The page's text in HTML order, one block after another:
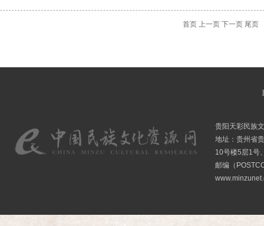
首页 上一页 下一页 尾页
贵阳天彩民族
地址：贵州省
10号楼5层1号
邮编（